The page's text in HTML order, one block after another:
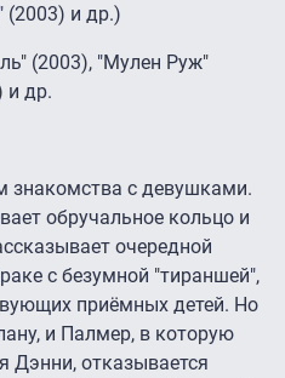
(2003) и др.)
(2003), "Мулен Руж"
и др.
знакомства с девушками.
обручальное кольцо и
очередной
с безумной "тираншей",
приёмных детей. Но
и Палмер, в которую
Дэнни, отказывается